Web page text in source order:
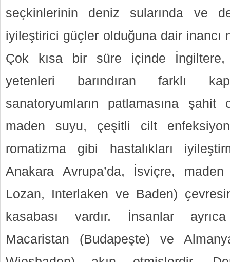
seçkinlerinin deniz sularında ve
iyileştirici güçler olduğuna dair inancı
Çok kısa bir süre içinde
yetenleri barındıran farklı
sanatoryumların patlamasına şahit
maden suyu, çeşitli cilt
romatizma gibi hastalıkları
Anakara Avrupa’da, İsviçre,
Lozan, Interlaken ve Baden)
kasabası vardır. İnsanlar
Macaristan (Budapeşte) ve